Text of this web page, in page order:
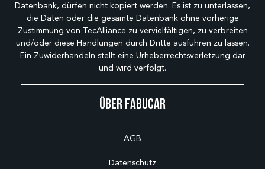
Über Fabucar
AGB
Datenschutz
Datenbank, dürfen nicht kopiert werden. Es ist zu unterlassen,
die Daten oder die gesamte Datenbank ohne vorherige
Zustimmung von TecAlliance zu vervielfältigen, zu verbreiten
und/oder diese Handlungen durch Dritte ausführen zu lassen.
Ein Zuwiderhandeln stellt eine Urheberrechtsverletzung dar
und wird verfolgt.